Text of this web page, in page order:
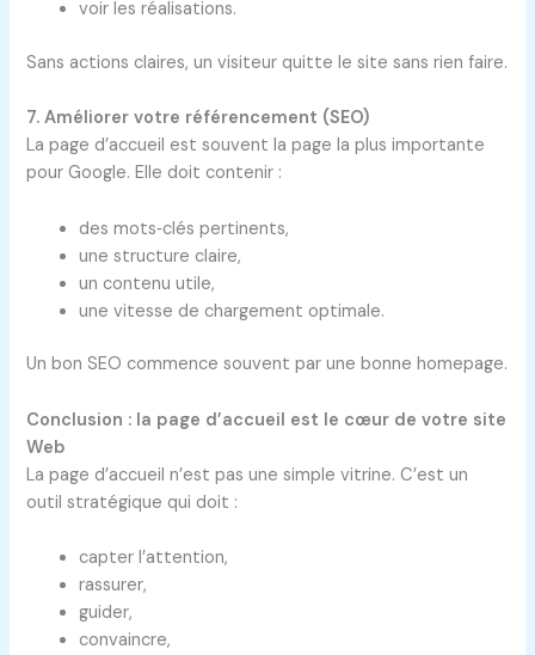
voir les réalisations.
Sans actions claires, un visiteur quitte le site sans rien faire.
7. Améliorer votre référencement (SEO)
La page d’accueil est souvent la page la plus importante
pour Google. Elle doit contenir :
des mots‑clés pertinents,
une structure claire,
un contenu utile,
une vitesse de chargement optimale.
Un bon SEO commence souvent par une bonne homepage.
Conclusion : la page d’accueil est le cœur de votre site
Web
La page d’accueil n’est pas une simple vitrine. C’est un
outil stratégique qui doit :
capter l’attention,
rassurer,
guider,
convaincre,